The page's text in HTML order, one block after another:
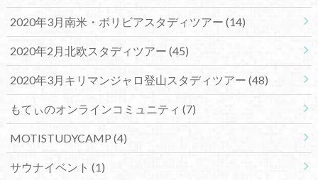
2020年3月南米・ボリビアスタディツアー (14)
2020年2月北欧スタディツアー (45)
2020年3月キリマンジャロ登山スタディツアー (48)
もてぃのオンラインコミュニティ (7)
MOTISTUDYCAMP (4)
サウナイベント (1)